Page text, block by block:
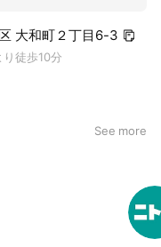
大和町２丁目6-3
徒歩10分
See more